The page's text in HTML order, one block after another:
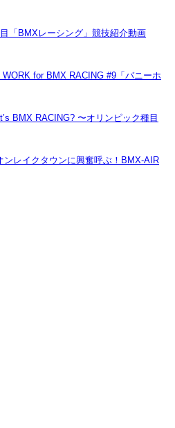
「BMXレーシング」競技紹介動画
WORK for BMX RACING #9「バニーホ
BMX RACING? 〜オリンピック種目
ンレイクタウンに興奮呼ぶ！BMX-AIR